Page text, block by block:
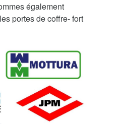
également
portes de coffre- fort